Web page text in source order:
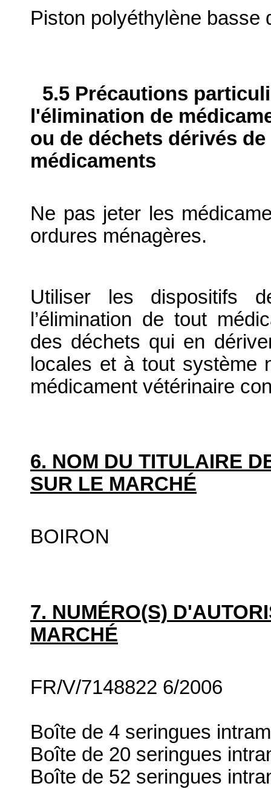
Piston polyéthylène basse
5.5 Précautions
l'élimination de
ou de déchets dérivés
médicaments
Ne pas jeter les
ordures ménagères.
Utiliser les dispositifs
l’élimination de tout
des déchets qui en
locales et à tout système
médicament vétérinaire
6. NOM DU TITULAIRE
SUR LE MARCHÉ
BOIRON
7. NUMÉRO(S)
MARCHÉ
FR/V/7148822 6/2006
Boîte de 4 seringues
Boîte de 20 seringues
Boîte de 52 seringues